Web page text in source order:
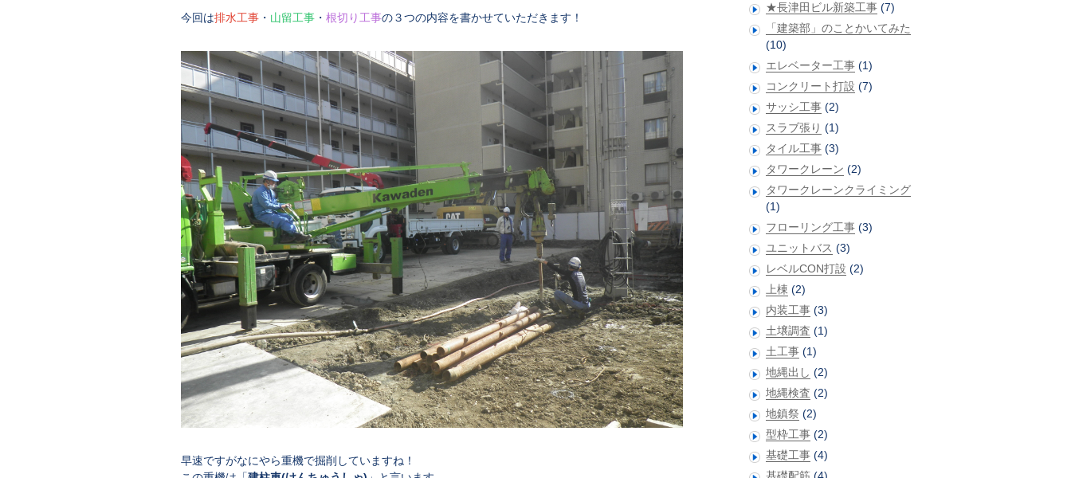
今回は排水工事 ・ 山留工事 ・ 根切り工事の３つの内容を書かせていただきます！
早速ですがなにやら重機で掘削していますね！
★長津田ビル新築工事 (7)
「建築部」のことかいてみた
(10)
エレベーター工事 (1)
コンクリート打設 (7)
サッシ工事 (2)
スラブ張り (1)
タイル工事 (3)
タワークレーン (2)
タワークレーンクライミング
(1)
フローリング工事 (3)
ユニットバス (3)
レベルCON打設 (2)
上棟 (2)
内装工事 (3)
土壌調査 (1)
土工事 (1)
地縄出し (2)
地縄検査 (2)
地鎮祭 (2)
型枠工事 (2)
基礎工事 (4)